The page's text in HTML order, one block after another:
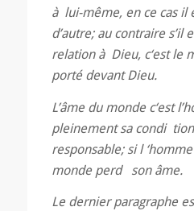
à lui-même, en ce cas il
d’autre; au contraire s’il
relation à Dieu, c‘est le
porté devant Dieu.
L’âme du monde c‘est
pleinement sa condi
responsable; si l ‘
monde perd son âme.
Le dernier paragraphe